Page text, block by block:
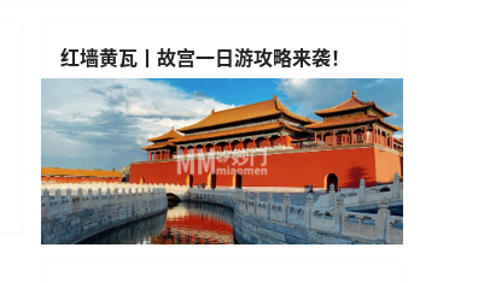
红墙黄瓦丨故宫一日游攻略来袭！